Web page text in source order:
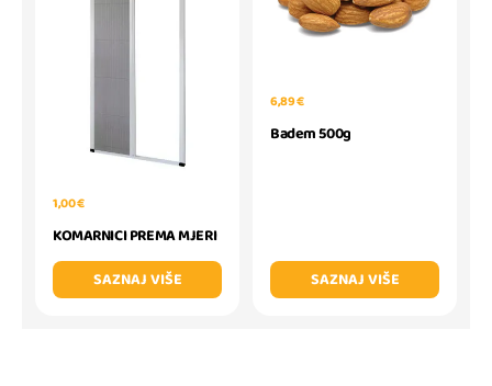
1,00 €
KOMARNICI PREMA MJERI
SAZNAJ VIŠE
6,89 €
Badem 500g
SAZNAJ VIŠE